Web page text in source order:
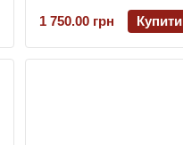
1 750.00 грн
Купити